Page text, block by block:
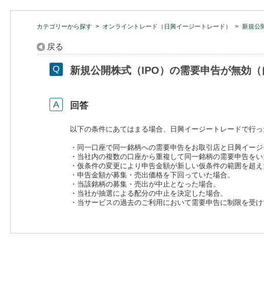
カテゴリーから探す > オンライントレード（日興イージートレード） > 新規公
戻る
新規公開株式（IPO）の需要申告が無効
回答
以下の条件にあてはまる場合、日興イージートレードで行
・同一口座で同一銘柄への需要申告をお取引店と日興イー
・当社内の複数の口座から重複して同一銘柄の需要申告をい
・仮条件の変更により申告金額が新しい仮条件の範囲を超え
・申告金額が募集・売出価格を下回っていた場合。
・当該銘柄の募集・売出が中止となった場合。
・当社が抽選による配分の中止を決定した場合。
・当サービスの過去のご利用において需要申告に制限を受